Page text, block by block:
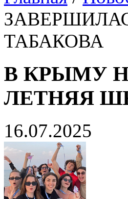
ТАБАКОВА
В КРЫМУ
ЛЕТНЯЯ
16.07.2025